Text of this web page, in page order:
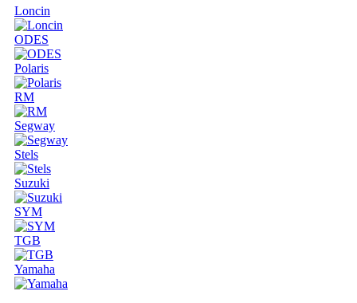
Loncin
ODES
Polaris
RM
Segway
Stels
Suzuki
SYM
TGB
Yamaha